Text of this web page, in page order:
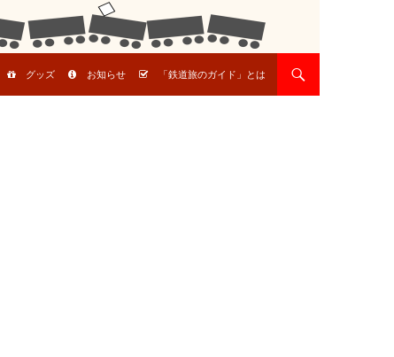
グッズ お知らせ 「鉄道旅のガイド」とは